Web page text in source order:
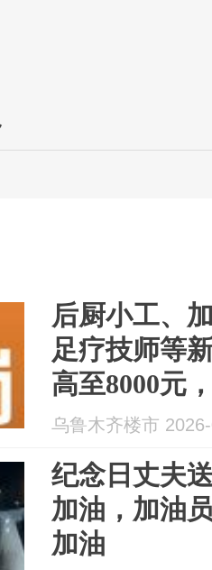
后厨小工、
足疗技师等
高至8000元
日福利
乌鲁木齐楼市
纪念日丈夫
加油，加油
加油